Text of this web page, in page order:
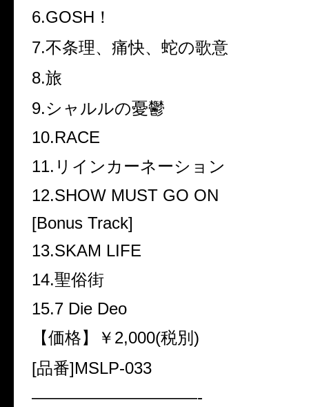
6.GOSH！
7.不条理、痛快、蛇の歌意
8.旅
9.シャルルの憂鬱
10.RACE
11.リインカーネーション
12.SHOW MUST GO ON
[Bonus Track]
13.SKAM LIFE
14.聖俗街
15.7 Die Deo
【価格】￥2,000(税別)
[品番]MSLP-033
——————————-